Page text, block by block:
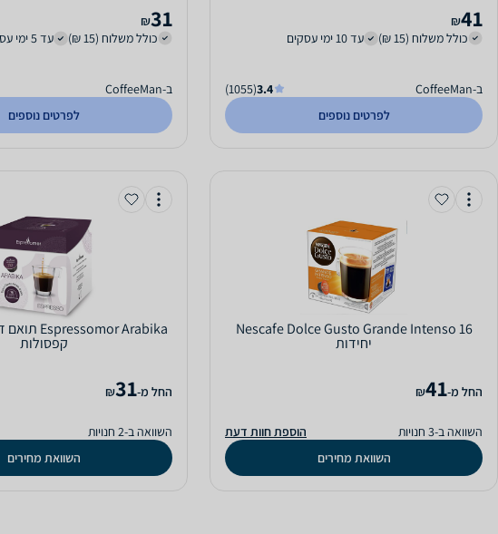
41
₪
כולל משלוח (15 ₪)
עד 10 ימי עסקים
ב-CoffeeMan 3.4
(1055)
לפרטים נוספים
31
₪
כולל משלוח (15 ₪)
עד 5 ימי עסקים
ב-CoffeeMan
לפרטים נוספים
Nescafe Dolce Gusto Grande Intenso 16
יחידות
‫החל מ-41
₪
השוואה ב-3 חנויות
הוספת חוות דעת
השוואת מחירים
קפסולות
‫החל מ-31
₪
השוואה ב-2 חנויות
השוואת מחירים